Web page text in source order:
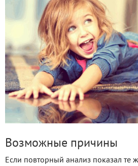
Возможные причины
Если повторный анализ показал те